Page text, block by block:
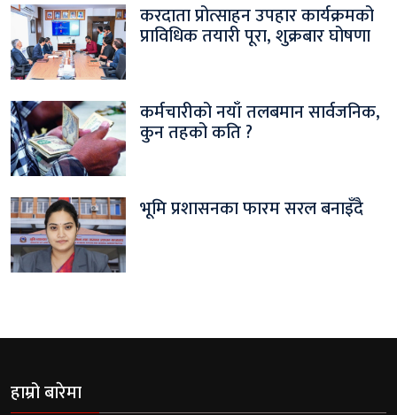
करदाता प्रोत्साहन उपहार कार्यक्रमको
प्राविधिक तयारी पूरा, शुक्रबार घोषणा
कर्मचारीको नयाँ तलबमान सार्वजनिक,
कुन तहको कति ?
भूमि प्रशासनका फारम सरल बनाइँदै
हाम्रो बारेमा